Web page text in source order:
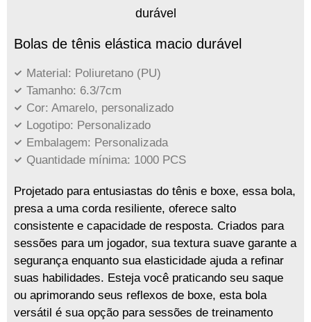
Bolas de tênis elástica macio durável
Material: Poliuretano (PU)
Tamanho: 6.3/7cm
Cor: Amarelo, personalizado
Logotipo: Personalizado
Embalagem: Personalizada
Quantidade mínima: 1000 PCS
Projetado para entusiastas do tênis e boxe, essa bola,
presa a uma corda resiliente, oferece salto
consistente e capacidade de resposta. Criados para
sessões para um jogador, sua textura suave garante a
segurança enquanto sua elasticidade ajuda a refinar
suas habilidades. Esteja você praticando seu saque
ou aprimorando seus reflexos de boxe, esta bola
versátil é sua opção para sessões de treinamento